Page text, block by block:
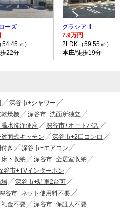
ーズ
㎡）
22分
グラシア II
7.9万円
2LDK（59.55㎡）
本庄/徒歩19分
深谷市+シャワー
燥機
深谷市+洗面所独立
水洗浄便座
深谷市+オートバス
面式キッチン
深谷市+2口コンロ
き
深谷市+エアコン
下収納
深谷市+全居室収納
谷市+TVインターホン
深谷市+駐車2台可
谷市+ネット使用料不要
金不要 深谷市+保証人不要